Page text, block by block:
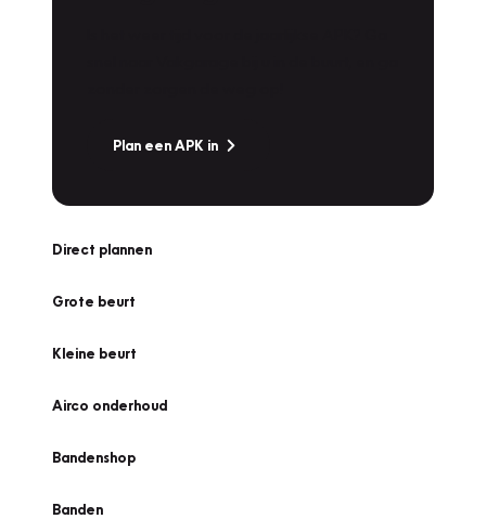
Plan een APK in
Direct plannen
Grote beurt
Kleine beurt
Airco onderhoud
Bandenshop
Banden